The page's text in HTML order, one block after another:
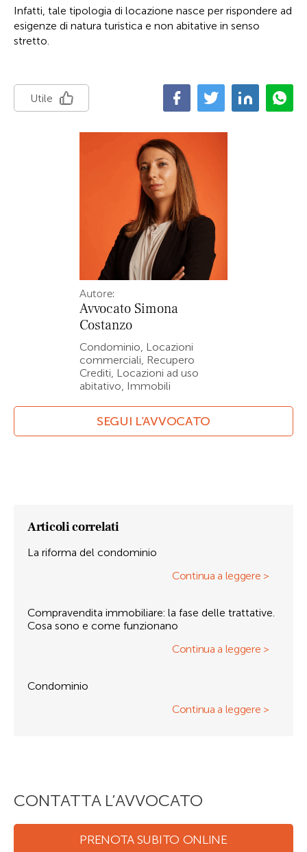
Infatti, tale tipologia di locazione nasce per rispondere ad
esigenze di natura turistica e non abitative in senso
stretto.
Utile
Autore:
Avvocato Simona
Costanzo
Condominio, Locazioni
commerciali, Recupero
Crediti, Locazioni ad uso
abitativo, Immobili
SEGUI L’AVVOCATO
Articoli correlati
La riforma del condominio
Continua a leggere >
Compravendita immobiliare: la fase delle trattative.
Cosa sono e come funzionano
Continua a leggere >
Condominio
Continua a leggere >
CONTATTA L’AVVOCATO
PRENOTA SUBITO ONLINE